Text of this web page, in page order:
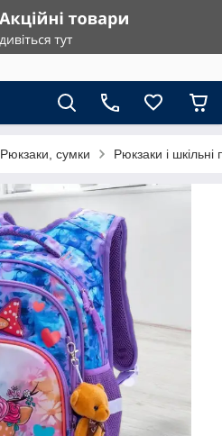
Рюкзаки, сумки Рюкзаки і шкільні